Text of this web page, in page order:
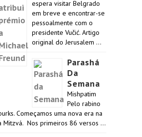
espera visitar Belgrado
em breve e encontrar-se
pessoalmente com o
presidente Vučić. Artigo
original do Jerusalem …
Parashá
Da
Semana
Mishpatim
Pelo rabino
Começamos uma nova era na
Mitzvá. Nos primeiros 86 versos …